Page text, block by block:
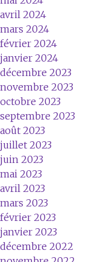
avril 2024
mars 2024
février 2024
janvier 2024
décembre 2023
novembre 2023
octobre 2023
septembre 2023
août 2023
juillet 2023
juin 2023
mai 2023
avril 2023
mars 2023
février 2023
janvier 2023
décembre 2022